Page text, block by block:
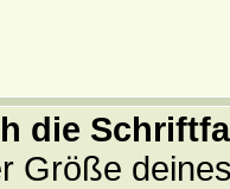
die
Größe